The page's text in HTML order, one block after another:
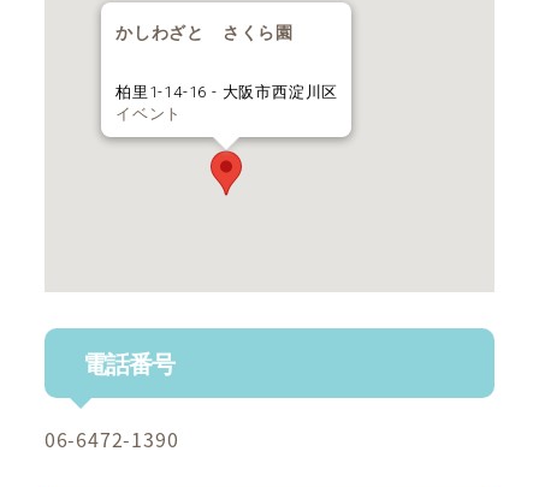
かしわざと さくら園
柏里1-14-16 - 大阪市西淀川区
イベント
電話番号
06-6472-1390